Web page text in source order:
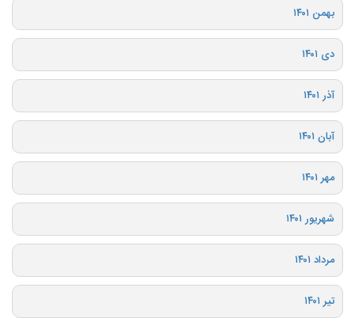
بهمن ۱۴۰۱
دی ۱۴۰۱
آذر ۱۴۰۱
آبان ۱۴۰۱
مهر ۱۴۰۱
شهریور ۱۴۰۱
مرداد ۱۴۰۱
تیر ۱۴۰۱